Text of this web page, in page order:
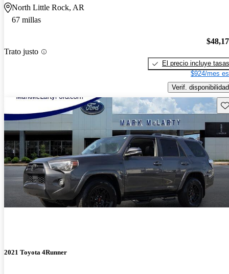
North Little Rock, AR
67 millas
Trato justo
El precio incluye tasas
$924/mes
Verif. disponibilidad
2021 Toyota 4Runner